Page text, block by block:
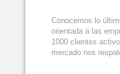
Conocemos lo
orientada a las
1000 clientes
mercado nos